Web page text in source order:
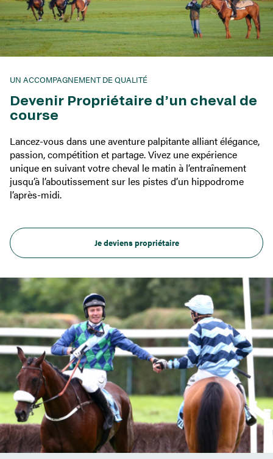
UN ACCOMPAGNEMENT DE QUALITÉ
Devenir Propriétaire d’un cheval de
course
Lancez-vous dans une aventure palpitante alliant élégance,
passion, compétition et partage. Vivez une expérience
unique en suivant votre cheval le matin à l’entraînement
jusqu’à l’aboutissement sur les pistes d’un hippodrome
l’après-midi.
Je deviens propriétaire